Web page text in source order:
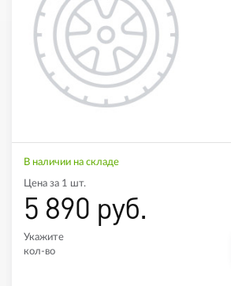
В наличии на складе
Цена за 1 шт.
5 890 руб.
Укажите
кол-во